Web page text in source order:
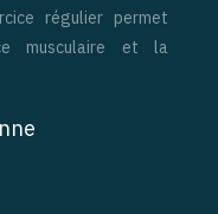
régulier permet
musculaire et la